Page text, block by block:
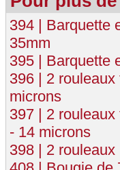
394 | Barquette
35mm
395 | Barquette
396 | 2
microns
397 | 2
- 14 microns
398 | 2